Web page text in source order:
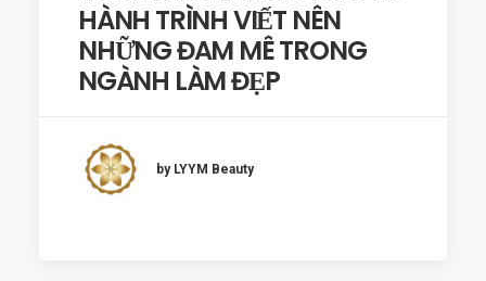
HÀNH TRÌNH VIẾT NÊN
NHỮNG ĐAM MÊ TRONG
NGÀNH LÀM ĐẸP
by LYYM Beauty